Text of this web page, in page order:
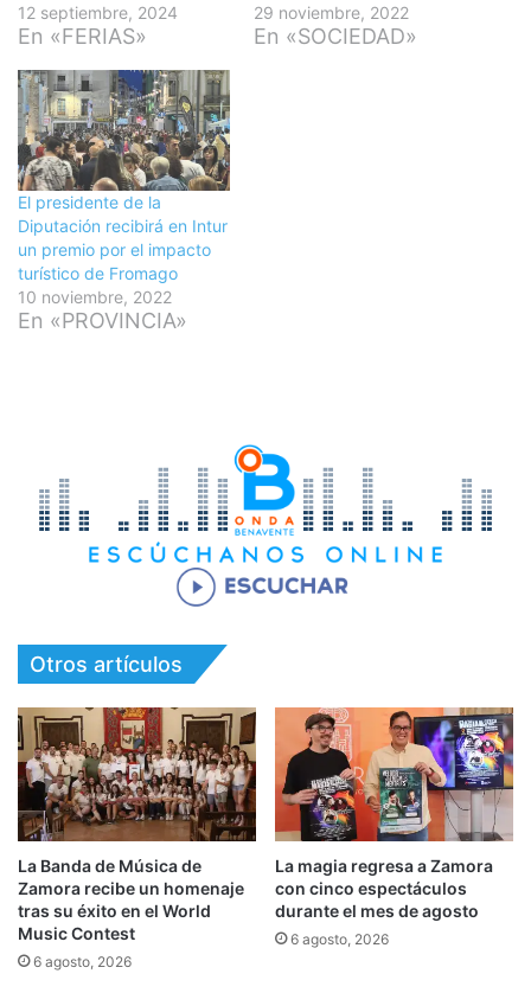
12 septiembre, 2024
En «FERIAS»
29 noviembre, 2022
En «SOCIEDAD»
El presidente de la
Diputación recibirá en Intur
un premio por el impacto
turístico de Fromago
10 noviembre, 2022
En «PROVINCIA»
Otros artículos
La Banda de Música de
Zamora recibe un homenaje
tras su éxito en el World
Music Contest
6 agosto, 2026
La magia regresa a Zamora
con cinco espectáculos
durante el mes de agosto
6 agosto, 2026